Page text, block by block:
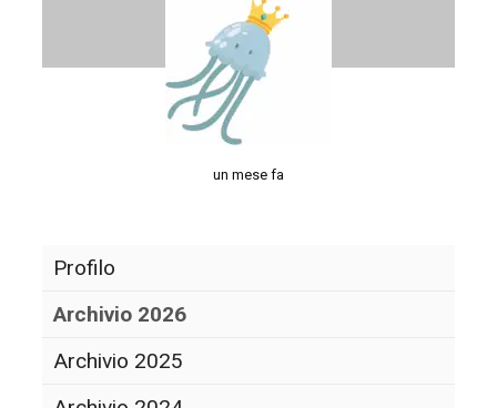
un mese fa
Profilo
Archivio 2026
Archivio 2025